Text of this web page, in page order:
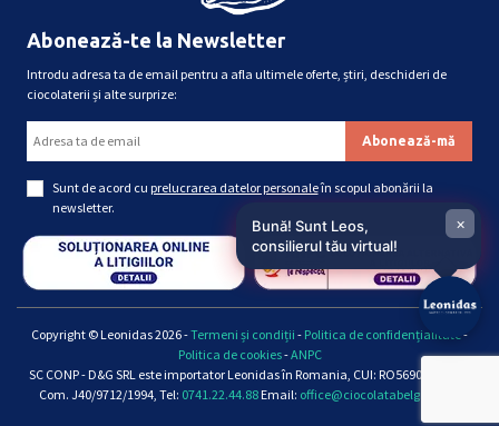
Abonează-te la Newsletter
Introdu adresa ta de email pentru a afla ultimele oferte, știri, deschideri de
ciocolaterii și alte surprize:
Sunt de acord cu prelucrarea datelor personaleîn scopul abonării la
newsletter.
Copyright © Leonidas 2026 -Termeni și condiții - Politica de confidențialitate -
Politica de cookies-ANPC
SC CONP - D&G SRL este importator Leonidas în Romania, CUI: RO5690661, Reg.
Com. J40/9712/1994, Tel: 0741.22.44.88Email: office@ciocolatabelgiana.ro
Bună! Sunt Leos,
consilierul tău virtual!
×